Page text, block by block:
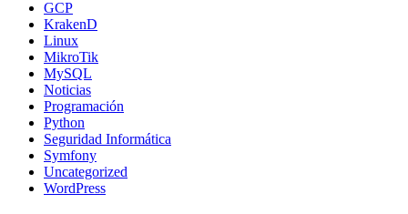
GCP
KrakenD
Linux
MikroTik
MySQL
Noticias
Programación
Python
Seguridad Informática
Symfony
Uncategorized
WordPress